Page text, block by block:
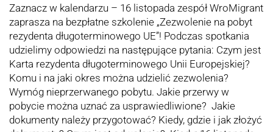
Zaznacz w kalendarzu – 16 listopada zespół WroMigrant
zaprasza na bezpłatne szkolenie „Zezwolenie na pobyt
rezydenta długoterminowego UE”! Podczas spotkania
udzielimy odpowiedzi na następujące pytania: Czym jest
Karta rezydenta długoterminowego Unii Europejskiej?
Komu i na jaki okres można udzielić zezwolenia?
Wymóg nieprzerwanego pobytu. Jakie przerwy w
pobycie można uznać za usprawiedliwione? Jakie
dokumenty należy przygotować? Kiedy, gdzie i jak złożyć